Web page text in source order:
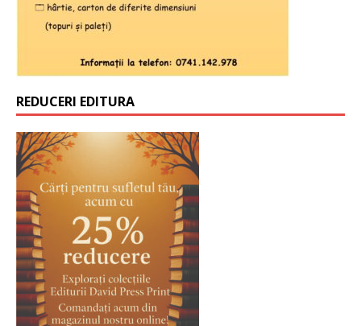
REDUCERI EDITURA